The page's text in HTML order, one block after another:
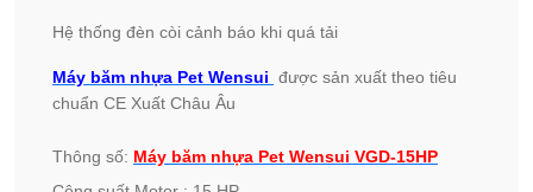
Hệ thống đèn còi cảnh báo khi quá tải
Máy băm nhựa Pet Wensui được sản xuất theo tiêu
chuẩn CE Xuất Châu Âu
Thông số: Máy băm nhựa Pet Wensui VGD-15HP